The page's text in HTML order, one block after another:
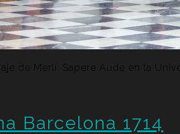
de Merlí: Sapere Aude en la
Barcelona 1714